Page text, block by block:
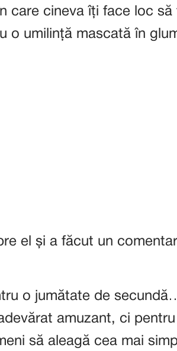
care cineva îți face loc
o umilință mascată în
el și a făcut un
o jumătate de
amuzant, ci
să aleagă cea mai